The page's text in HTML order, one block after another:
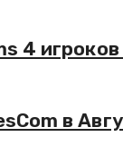
4
в